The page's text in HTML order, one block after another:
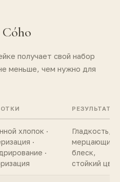
получает свой набор
меньше, чем нужно для
РЕЗУЛЬТАТ
хлопок ·
·
·
Гладкость,
мерцающий
блеск,
стойкий